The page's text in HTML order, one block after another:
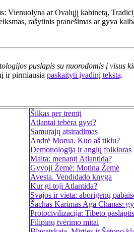
Vienuolyna ar Ovalųjį kabinetą,
rašytinis pranešimas ar gyva
puslapis su nuorodomis į visus
ir pirmiausia paskaityti įvadinį tekstą.
Šilkas per tremtį
Atlantai tebėra gyvi?
Samurajų atsiradimas
Andrė Morua. Kuo aš tikiu?
Demonologija ir anglų folkloras
Malta: menanti Atlantidą?
Gyvoji Žemė: Motina Žemė
Avesta. Vendidado knyga
Kur gi toji Atlantida?
Svajos ir vieta: aborigenų
Šachas Karimas Aga Chanas:
Protocivilizacija: Tibeto paslaptis
Filipinų tvėrimo mitai